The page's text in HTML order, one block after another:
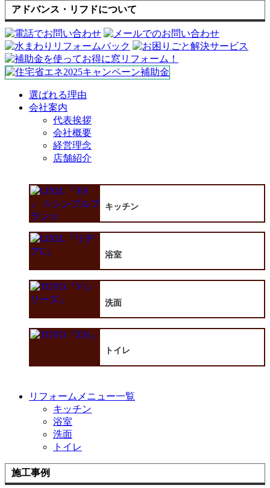
アドバンス・リフドについて
選ばれる理由
会社案内
代表挨拶
会社概要
経営理念
店舗紹介
キッチン
浴室
洗面
トイレ
リフォームメニュー一覧
キッチン
浴室
洗面
トイレ
施工事例